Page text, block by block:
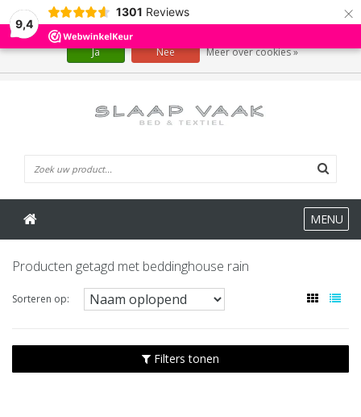
9,4
1301 Reviews ×
MENU
Producten getagd met beddinghouse rain
Sorteren op:
Filters tonen
Wij slaan cookies op om onze website te verbeteren. Is dat akkoord?
Ja Nee Meer over cookies »